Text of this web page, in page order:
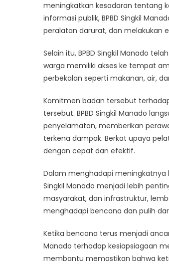
meningkatkan kesadaran tentang
informasi publik, BPBD Singkil
peralatan darurat, dan melakukan
Selain itu, BPBD Singkil Manado
warga memiliki akses ke tempat
perbekalan seperti makanan, air,
Komitmen badan tersebut
tersebut. BPBD Singkil Manado
penyelamatan, memberikan
terkena dampak. Berkat upaya
dengan cepat dan efektif.
Dalam menghadapi meningkatnya
Singkil Manado menjadi lebih
masyarakat, dan infrastruktur,
menghadapi bencana dan pulih
Ketika bencana terus menjadi
Manado terhadap kesiapsiagaan
membantu memastikan bahwa